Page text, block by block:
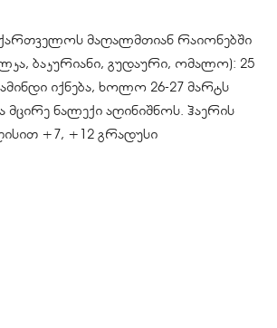
მაღალმთიან რაიონებში
ბაკურიანი, გუდაური, ომალო): 25
იქნება, ხოლო 26-27 მარტს
ნალექი აღინიშნოს. ჰაერის
+7, +12 გრადუსი